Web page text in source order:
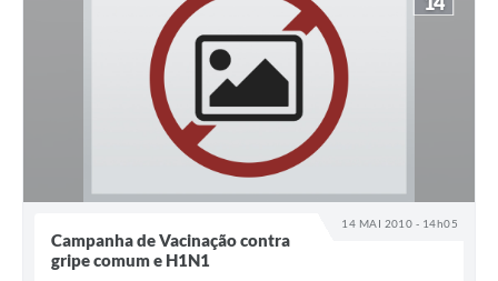
14 MAI 2010 - 14h05
Campanha de Vacinação contra
gripe comum e H1N1